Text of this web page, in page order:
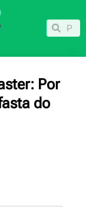
Pesquisar
Por
do